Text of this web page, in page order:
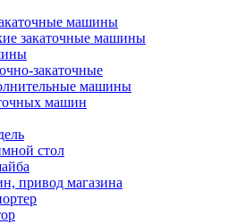
машины
закаточные машины
закаточные
машины
машин
стол
привод магазина